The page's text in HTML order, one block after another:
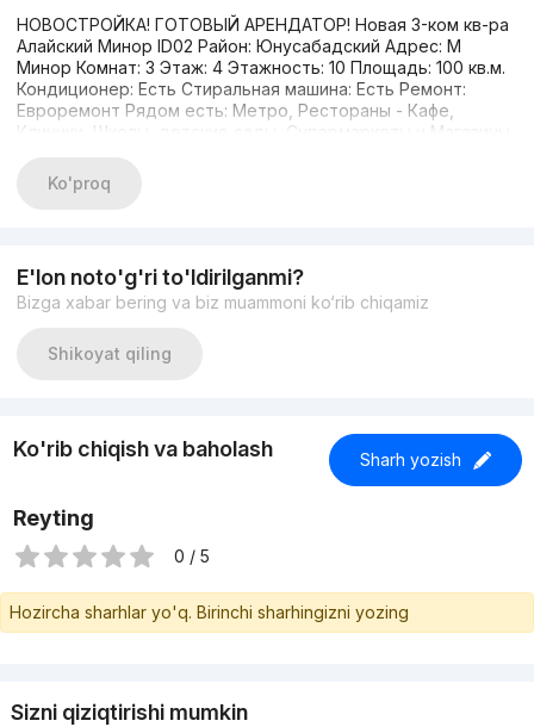
НОВОСТРОЙКА! ГОТОВЫЙ АРЕНДАТОР! Новая 3-ком кв-ра
Алайский Минор ID02 Район: Юнусабадский Адрес: М
Минор Комнат: 3 Этаж: 4 Этажность: 10 Площадь: 100 кв.м.
Кондиционер: Есть Стиральная машина: Есть Ремонт:
Евроремонт Рядом есть: Метро, Рестораны - Кафе,
Клиники, Школы, детские сады, Супермаркеты и Магазины
альтернативные варианты! В базе более 5000 объектов по
городу Ташкент. Моб: +998 77 704 02 22 Телеграм: 24/7 С
Ko'proq
E'lon noto'g'ri to'ldirilganmi?
Bizga xabar bering va biz muammoni ko‘rib chiqamiz
Shikoyat qiling
Ko'rib chiqish va baholash Sharh yozish
Reyting
0 / 5
Hozircha sharhlar yo'q. Birinchi sharhingizni yozing
Sizni qiziqtirishi mumkin